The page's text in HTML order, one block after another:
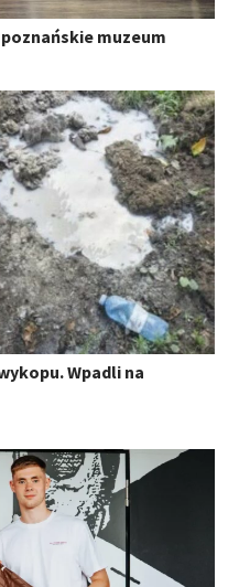
muzeum
Wpadli na